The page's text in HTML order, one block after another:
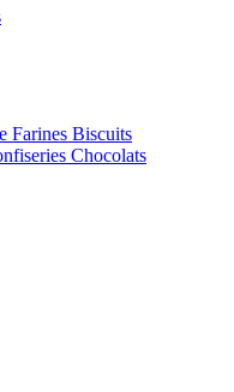
Farines Biscuits
Chocolats